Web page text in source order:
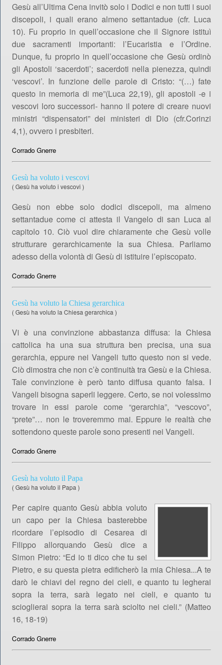
Gesù all’Ultima Cena invitò solo i Dodici e non tutti i suoi
discepoli, i quali erano almeno settantadue (cfr. Luca
10). Fu proprio in quell’occasione che il Signore istituì
due sacramenti importanti: l’Eucaristia e l’Ordine.
Dunque, fu proprio in quell’occasione che Gesù ordinò
gli Apostoli ‘sacerdoti’; sacerdoti nella pienezza, quindi
‘vescovi’. In funzione delle parole di Cristo: “(…) fate
questo in memoria di me”(Luca 22,19), gli apostoli -e i
vescovi loro successori- hanno il potere di creare nuovi
ministri “dispensatori” dei ministeri di Dio (cfr.Corinzi
4,1), ovvero i presbiteri.
Corrado Gnerre
Gesù ha voluto i vescovi
(Gesù ha voluto i vescovi )
Gesù non ebbe solo dodici discepoli, ma almeno
settantadue come ci attesta il Vangelo di san Luca al
capitolo 10. Ciò vuol dire chiaramente che Gesù volle
strutturare gerarchicamente la sua Chiesa. Parliamo
adesso della volontà di Gesù di istituire l’episcopato.
Corrado Gnerre
Gesù ha voluto la Chiesa gerarchica
(Gesù ha voluto la Chiesa gerarchica )
Vi è una convinzione abbastanza diffusa: la Chiesa
cattolica ha una sua struttura ben precisa, una sua
gerarchia, eppure nei Vangeli tutto questo non si vede.
Ciò dimostra che non c’è continuità tra Gesù e la Chiesa.
Tale convinzione è però tanto diffusa quanto falsa. I
Vangeli bisogna saperli leggere. Certo, se noi volessimo
trovare in essi parole come “gerarchia”, “vescovo”,
“prete”… non le troveremmo mai. Eppure le realtà che
sottendono queste parole sono presenti nei Vangeli.
Corrado Gnerre
Gesù ha voluto il Papa
(Gesù ha voluto il Papa )
Per capire quanto Gesù abbia voluto
un capo per la Chiesa basterebbe
ricordare l’episodio di Cesarea di
Filippo allorquando Gesù dice a
Simon Pietro: “Ed io ti dico che tu sei
Pietro, e su questa pietra edificherò la mia Chiesa...A te
darò le chiavi del regno dei cieli, e quanto tu legherai
sopra la terra, sarà legato nei cieli, e quanto tu
scioglierai sopra la terra sarà sciolto nei cieli.” (Matteo
16, 18-19)
Corrado Gnerre